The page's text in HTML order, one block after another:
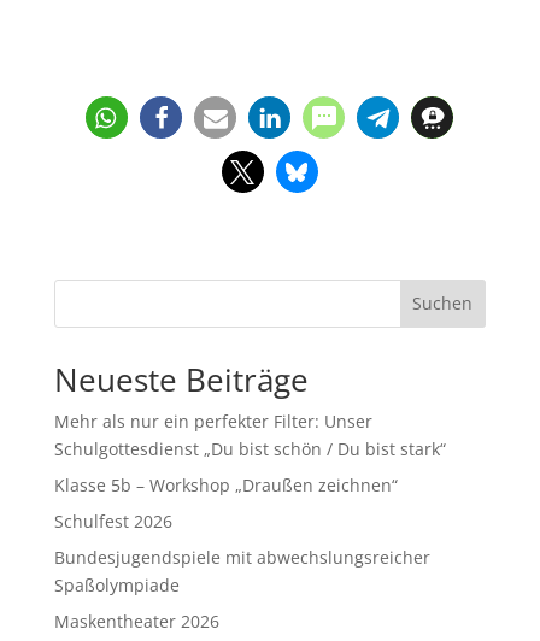
Suchen
Neueste Beiträge
Mehr als nur ein perfekter Filter: Unser
Schulgottesdienst „Du bist schön / Du bist stark“
Klasse 5b – Workshop „Draußen zeichnen“
Schulfest 2026
Bundesjugendspiele mit abwechslungsreicher
Spaßolympiade
Maskentheater 2026